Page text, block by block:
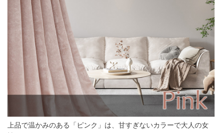
上品で温かみのある「ピンク」は、甘すぎないカラーで大人の女